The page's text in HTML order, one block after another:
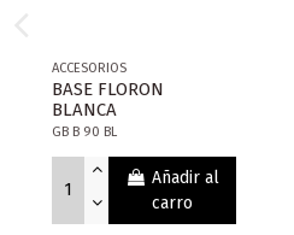
ACCESORIOS
BASE FLORON
BLANCA
GB B 90 BL
Añadir al
carro